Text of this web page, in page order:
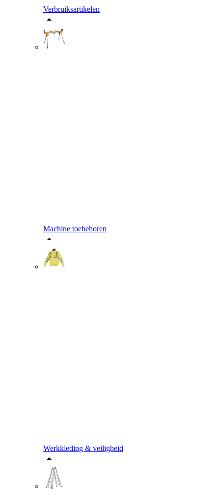
Verbruiksartikelen
Machine toebehoren
Werkkleding & veiligheid